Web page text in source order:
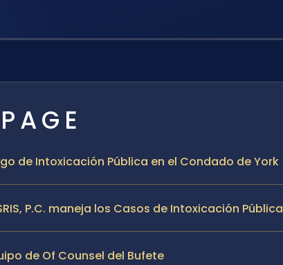
de Intoxicación Pública en el Condado de York
P.C. maneja los Casos de Intoxicación Pública
de Of Counsel del Bufete